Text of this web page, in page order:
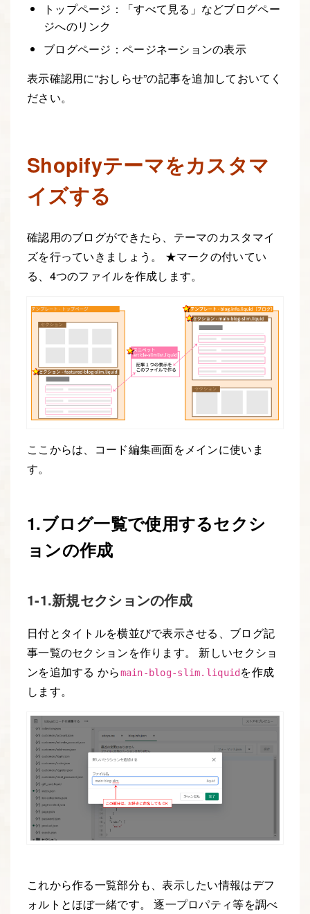
トップページ：「すべて見る」などブログペー
ジへのリンク
ブログページ：ページネーションの表示
表示確認用に“おしらせ”の記事を追加しておいてく
ださい。
Shopifyテーマをカスタマ
イズする
確認用のブログができたら、テーマのカスタマイ
ズを行っていきましょう。 ★マークの付いてい
る、4つのファイルを作成します。
ここからは、コード編集画面をメインに使いま
す。
1.ブログ一覧で使用するセクシ
ョンの作成
1-1.新規セクションの作成
日付とタイトルを横並びで表示させる、ブログ記
事一覧のセクションを作ります。 新しいセクショ
ンを追加する からmain-blog-slim.liquid を作成
します。
これから作る一覧部分も、表示したい情報はデフ
ォルトとほぼ一緒です。 逐一プロパティ等を調べ